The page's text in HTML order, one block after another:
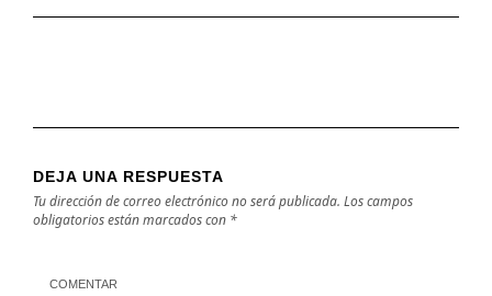
DEJA UNA RESPUESTA
Tu dirección de correo electrónico no será publicada. Los campos
obligatorios están marcados con *
COMENTAR